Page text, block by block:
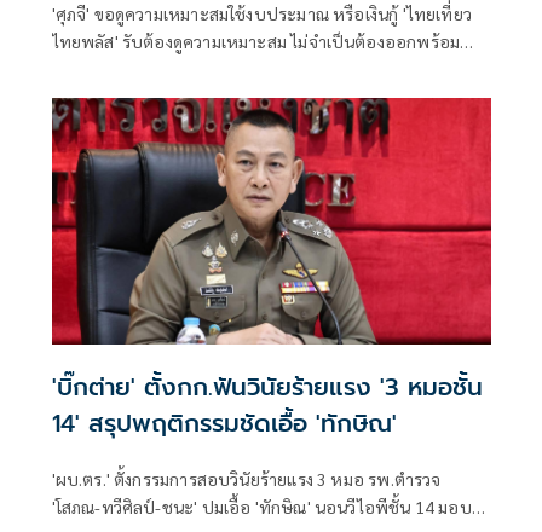
'ศุภจี' ขอดูความเหมาะสมใช้งบประมาณ หรือเงินกู้ 'ไทยเที่ยว
ไทยพลัส' รับต้องดูความเหมาะสม ไม่จำเป็นต้องออกพร้อม
'บิ๊กต่าย' ตั้งกก.ฟันวินัยร้ายแรง '3 หมอชั้น
14' สรุปพฤติกรรมชัดเอื้อ 'ทักษิณ'
'ผบ.ตร.' ตั้งกรรมการสอบวินัยร้ายแรง 3 หมอ รพ.ตำรวจ
'โสภณ-ทวีศิลป์-ชนะ' ปมเอื้อ 'ทักษิณ' นอนวีไอพีชั้น 14 มอบ